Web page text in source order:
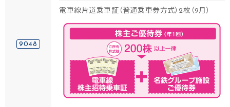
9048
電車線片道乗車証（普通乗車券方式）2枚（9月）